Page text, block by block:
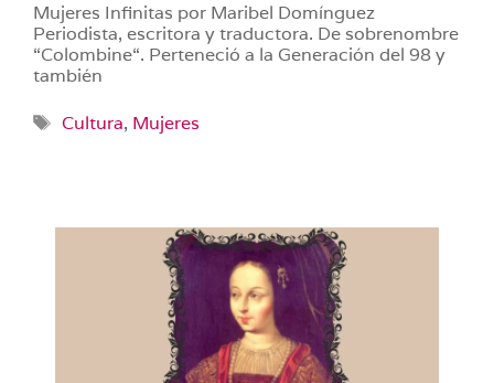
Mujeres Infinitas por Maribel Domínguez
Periodista, escritora y traductora. De sobrenombre
“Colombine“. Perteneció a la Generación del 98 y
también
Etiquetas
Cultura, Mujeres